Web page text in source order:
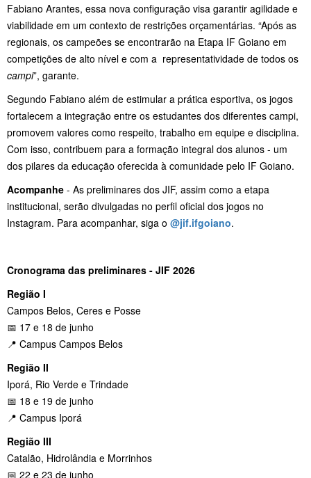
Fabiano Arantes, essa nova configuração visa garantir agilidade e
viabilidade em um contexto de restrições orçamentárias. “Após as
regionais, os campeões se encontrarão na Etapa IF Goiano em
competições de alto nível e com a representatividade de todos os
campi”, garante.
Segundo Fabiano além de estimular a prática esportiva, os jogos
fortalecem a integração entre os estudantes dos diferentes campi,
promovem valores como respeito, trabalho em equipe e disciplina.
Com isso, contribuem para a formação integral dos alunos - um
dos pilares da educação oferecida à comunidade pelo IF Goiano.
Acompanhe - As preliminares dos JIF, assim como a etapa
institucional, serão divulgadas no perfil oficial dos jogos no
Instagram. Para acompanhar, siga o @jif.ifgoiano.
Cronograma das preliminares - JIF 2026
Região I
Campos Belos, Ceres e Posse
📅 17 e 18 de junho
📍 Campus Campos Belos
Região II
Iporá, Rio Verde e Trindade
📅 18 e 19 de junho
📍 Campus Iporá
Região III
Catalão, Hidrolândia e Morrinhos
📅 22 e 23 de junho